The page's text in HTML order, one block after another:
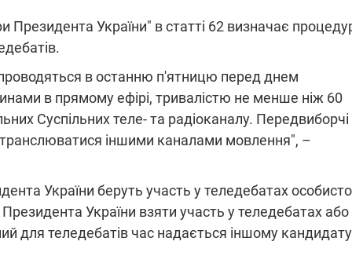
України" в статті 62 визначає
в останню п'ятницю перед днем
в прямому ефірі, тривалістю не менше ніж 60
Суспільних теле- та радіоканалу. Передвиборчі
іншими каналами мовлення", –
України беруть участь у теледебатах
України взяти участь у теледебатах або
для теледебатів час надається іншому
та
потреби
11.08.2025 15:16
підтримайте
військкорів "5 каналу",
які знімають на
найгарячіших
фронт": стрілецька
бригада Повітряних
сил ЗСУ збирає на
НРК Numo